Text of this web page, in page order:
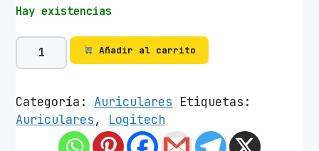
Hay existencias
A
u
i
c
Añadir al carrito
Categoría: Auriculares Etiquetas:
Auriculares, Logitech